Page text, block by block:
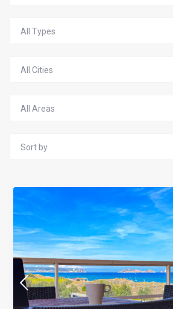
All Types
All Cities
All Areas
Sort by